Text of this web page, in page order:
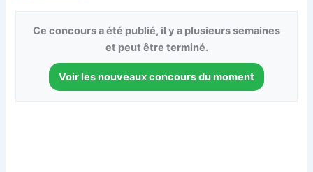
Ce concours a été publié, il y a plusieurs semaines
et peut être terminé.
Voir les nouveaux concours du moment